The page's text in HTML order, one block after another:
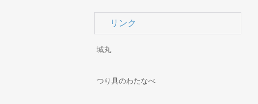
リンク
城丸
つり具のわたなべ